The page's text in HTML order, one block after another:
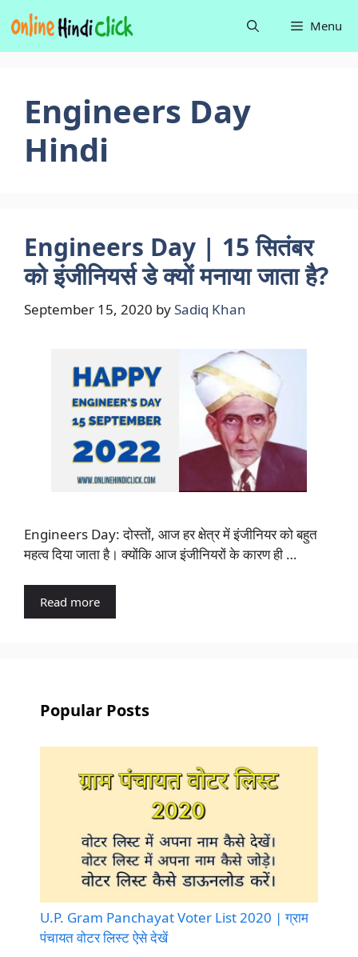
to
content
Menu
Engineers Day
Hindi
Engineers Day | 15 सितंबर
को इंजीनियर्स डे क्यों मनाया जाता है?
September 15, 2020 bySadiq Khan
Engineers Day: दोस्तों, आज हर क्षेत्र में इंजीनियर को बहुत
महत्व दिया जाता है। क्योंकि आज इंजीनियरों के कारण ही …
Read more
Popular Posts
U.P. Gram Panchayat Voter List 2020 | ग्राम
पंचायत वोटर लिस्ट ऐसे देखें